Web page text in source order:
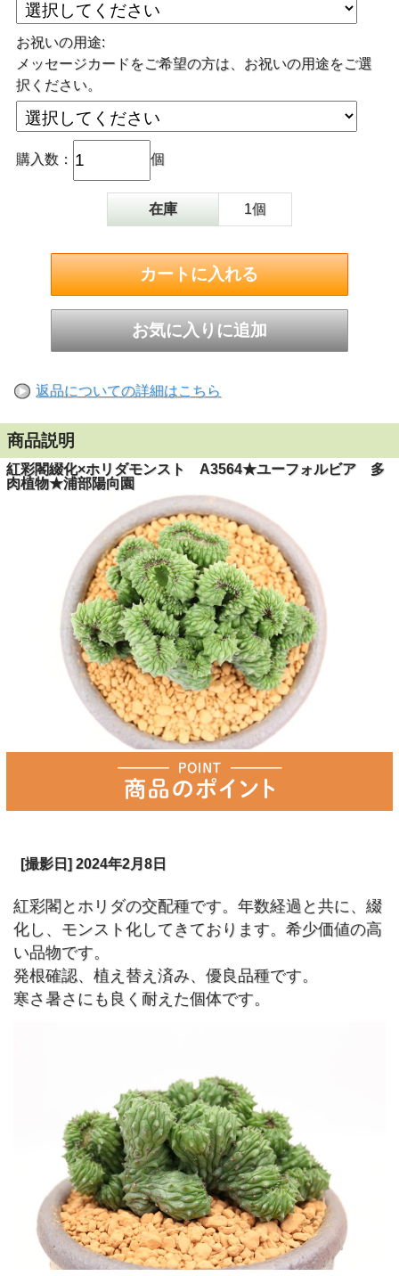
お祝いの用途:
メッセージカードをご希望の方は、お祝いの用途をご選
択ください。
購入数： 個
在庫 1個
返品についての詳細はこちら
商品説明
紅彩閣綴化×ホリダモンスト A3564★ユーフォルビア 多
肉植物★浦部陽向園
[撮影日] 2024年2月8日
紅彩閣とホリダの交配種です。年数経過と共に、綴
化し、モンスト化してきております。希少価値の高
い品物です。
発根確認、植え替え済み、優良品種です。
寒さ暑さにも良く耐えた個体です。